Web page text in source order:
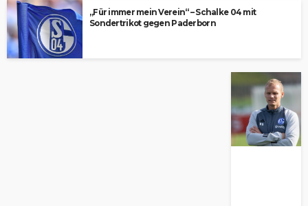
„Für immer mein Verein“ – Schalke 04 mit
Sondertrikot gegen Paderborn